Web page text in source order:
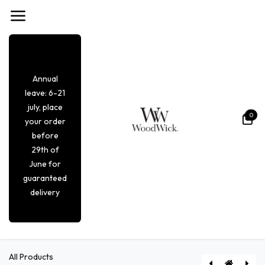
Annual
leave: 6-21
july, place
your order
before
29th of
June for
guaranteed
delivery
0
All Products